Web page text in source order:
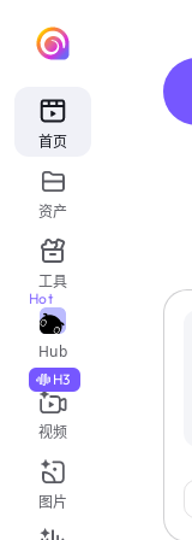
首页
资产
工具
Hub
Hot
视频
H3
图片